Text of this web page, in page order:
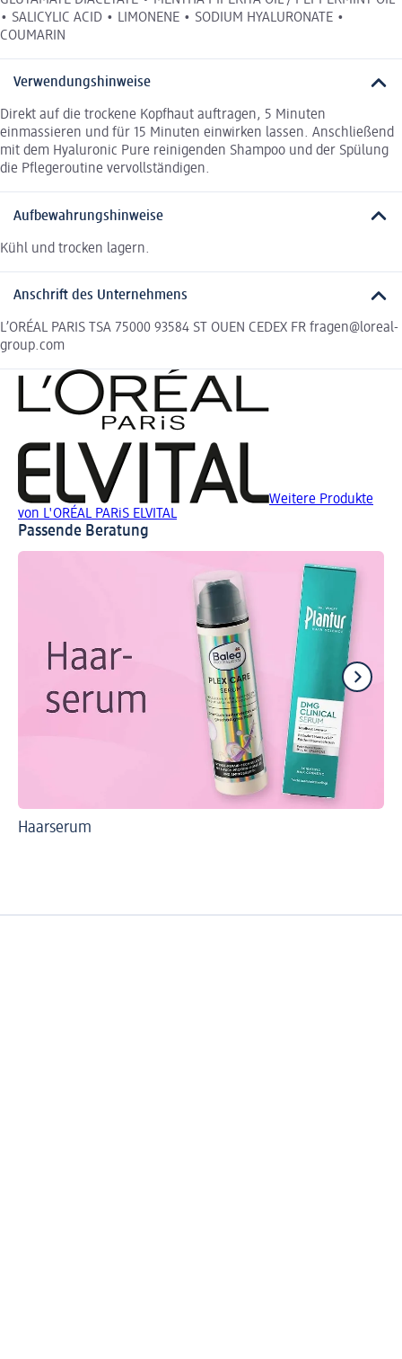
• SALICYLIC ACID • LIMONENE • SODIUM HYALURONATE •
COUMARIN
Verwendungshinweise
Direkt auf die trockene Kopfhaut auftragen, 5 Minuten
einmassieren und für 15 Minuten einwirken lassen. Anschließend
mit dem Hyaluronic Pure reinigenden Shampoo und der Spülung
die Pflegeroutine vervollständigen.
Aufbewahrungshinweise
Kühl und trocken lagern.
Anschrift des Unternehmens
L’ORÉAL PARIS TSA 75000 93584 ST OUEN CEDEX FR fragen@loreal-
group.com
Weitere Produkte
von L'ORÉAL PARiS ELVITAL
Passende Beratung
Haarserum